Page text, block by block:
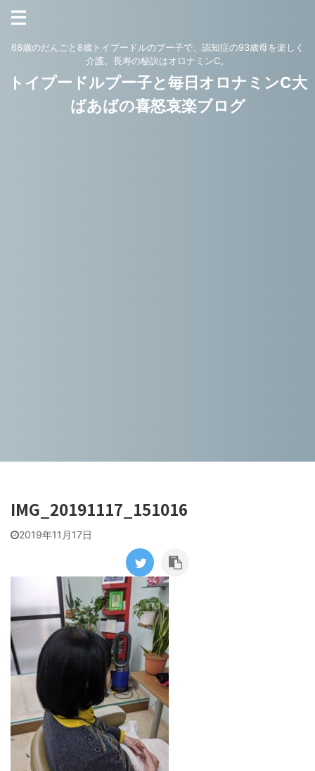
68歳のだんごと8歳トイプードルのプー子で、認知症の93歳母を楽しく
介護。長寿の秘訣はオロナミンC。
トイプードルプー子と毎日オロナミンC大
ばあばの喜怒哀楽ブログ
IMG_20191117_151016
2019年11月17日